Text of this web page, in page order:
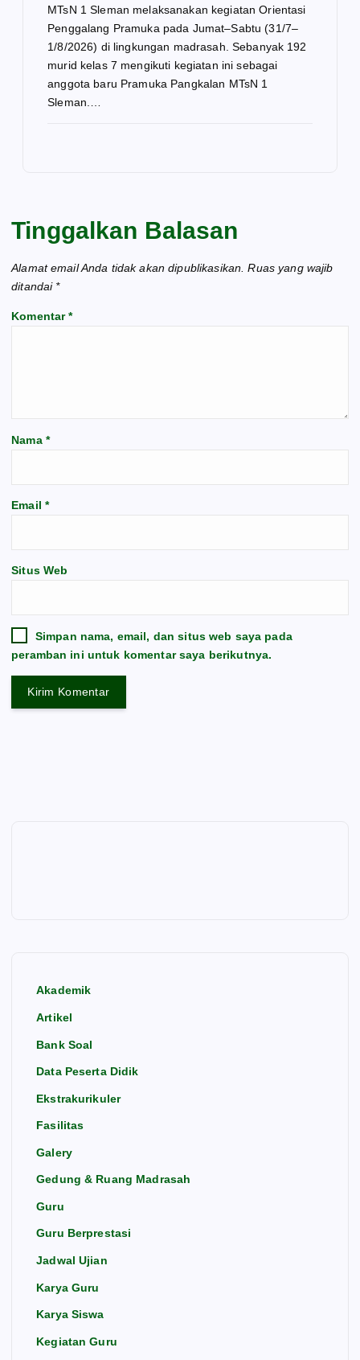
MTsN 1 Sleman melaksanakan kegiatan Orientasi
Penggalang Pramuka pada Jumat–Sabtu (31/7–
1/8/2026) di lingkungan madrasah. Sebanyak 192
murid kelas 7 mengikuti kegiatan ini sebagai
anggota baru Pramuka Pangkalan MTsN 1
Sleman.…
Tinggalkan Balasan
Alamat email Anda tidak akan dipublikasikan. Ruas yang wajib
ditandai *
Komentar*
Nama *
Email *
Situs Web
Simpan nama, email, dan situs web saya pada
peramban ini untuk komentar saya berikutnya.
Akademik
Artikel
Bank Soal
Data Peserta Didik
Ekstrakurikuler
Fasilitas
Galery
Gedung & Ruang Madrasah
Guru
Guru Berprestasi
Jadwal Ujian
Karya Guru
Karya Siswa
Kegiatan Guru